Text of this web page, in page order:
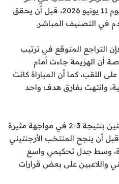
تصنيف رسمي صادر عن فيفا يوم 11 يونيو 2026، قبل أن يحقق
في التصنيف المباشر.
التراجع المتوقع في ترتيب
أن الهزيمة جاءت أمام
اللقب، كما أن المباراة كانت
وانتهت بفارق هدف واحد
وخسر منتخب مصر أمام الأرجنتين بنتيجة 3-2 في مواجهة مثيرة
أن ينجح المنتخب الأرجنتيني
وسط جدل تحكيمي واسع
واللاعبين على بعض قرارات